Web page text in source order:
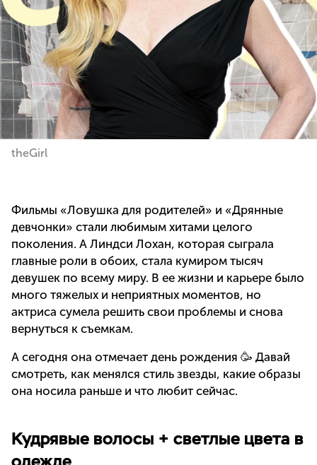
theGirl
Фильмы «Ловушка для родителей» и «Дрянные
девчонки» стали любимым хитами целого
поколения. А Линдси Лохан, которая сыграла
главные роли в обоих, стала кумиром тысяч
девушек по всему миру. В ее жизни и карьере было
много тяжелых и неприятных моментов, но
актриса сумела решить свои проблемы и снова
вернуться к съемкам.
А сегодня она отмечает день рождения 🥳 Давай
смотреть, как менялся стиль звезды, какие образы
она носила раньше и что любит сейчас.
Кудрявые волосы + светлые цвета в